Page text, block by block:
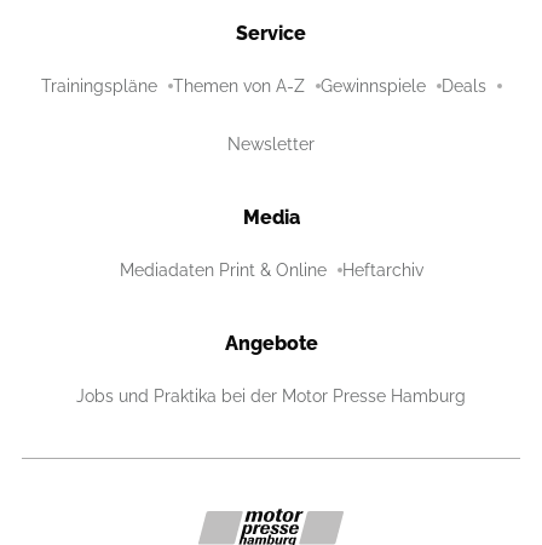
Service
Trainingspläne Themen von A-Z Gewinnspiele Deals
Newsletter
Media
Mediadaten Print & Online Heftarchiv
Angebote
Jobs und Praktika bei der Motor Presse Hamburg